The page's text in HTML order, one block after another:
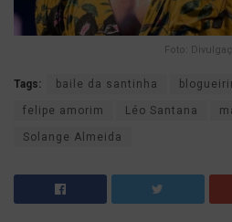
Foto:
Tags: baile da santinha
felipe amorim Léo Santana
Solange Almeida